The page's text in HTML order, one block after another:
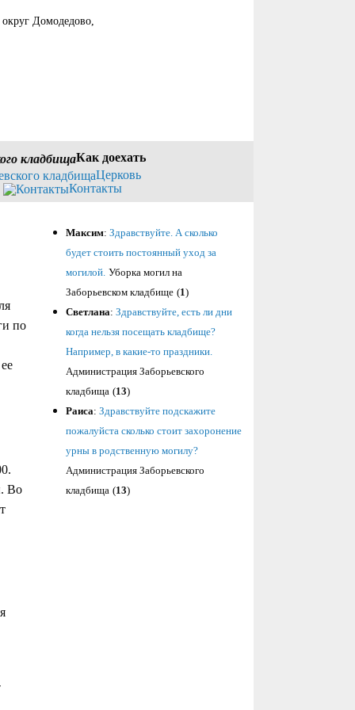
Домодедово,
Как доехать
Церковь
Контакты
по
Во
Максим: Здравствуйте. А сколько
будет стоить постоянный уход за
могилой. Уборка могил на
Заборьевском кладбище (1)
Светлана: Здравствуйте, есть ли дни
когда нельзя посещать кладбище?
Например, в какие-то праздники.
Администрация Заборьевского
кладбища (13)
Раиса: Здравствуйте подскажите
пожалуйста сколько стоит захоронение
урны в родственную могилу?
Администрация Заборьевского
кладбища (13)